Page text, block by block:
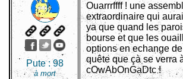
Pute :98
à mort
Ouarrrffff ! une
extraordinaire qui
ya que quand les
bourse et que les
options en echange
quête que çà se verra
cOwAbOnGaDtc !